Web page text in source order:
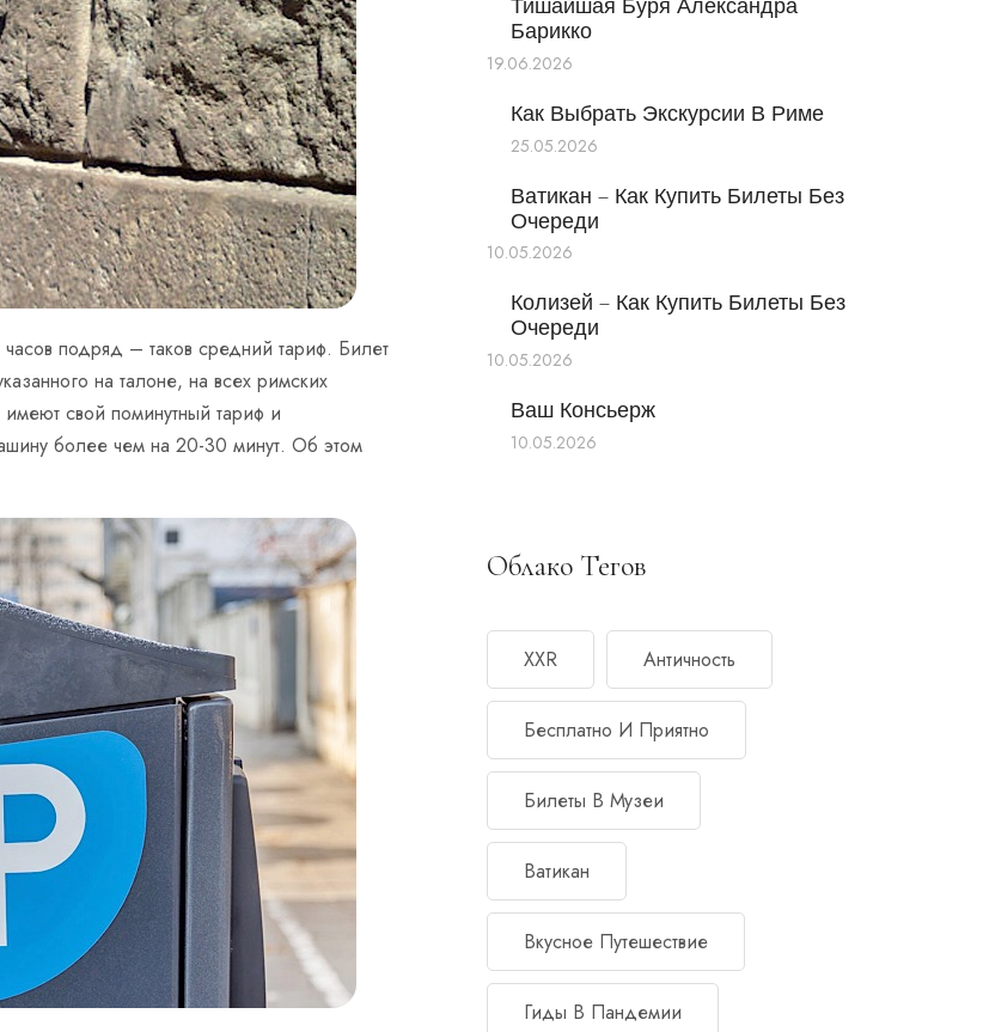
подряд – таков средний тариф. Билет
на талоне, на всех римских
свой поминутный тариф и
более чем на 20-30 минут. Об этом
Тишайшая Буря Александра
Барикко
19.06.2026
Как Выбрать Экскурсии В Риме
25.05.2026
Ватикан – Как Купить Билеты Без
Очереди
10.05.2026
Колизей – Как Купить Билеты Без
Очереди
10.05.2026
Ваш Консьерж
10.05.2026
Облако Тегов
XXR Античность
Бесплатно И Приятно
Билеты В Музеи
Ватикан
Вкусное Путешествие
Гиды В Пандемии